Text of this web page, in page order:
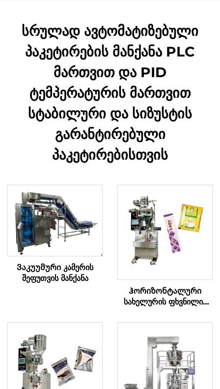
სრულად ავტომატიზებული
პაკეტირების მანქანა PLC
მართვით და PID
ტემპერატურის მართვით
სტაბილური და სიზუსტის
გარანტირებული
პაკეტირებისთვის
Ვაკუუმური კამერის
შეფუთვის მანქანა
Ჰორიზონტალური
სახელურის ფხვნილის